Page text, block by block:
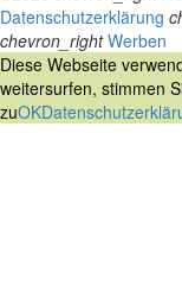
Datenschutzerklärung
chevron_right Werben
Diese Webseite
weitersurfen, stimmen
zuOK